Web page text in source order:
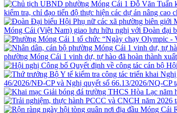
kiểm tra, chỉ đạo tiến độ thực hiện các dự án nâng cao
Móng Cái (Việt Nam) giao lưu hữu nghị với Đoàn đại
phường Móng Cái 1 vinh dự, tự hào đã hoàn thành
46/2026/NĐ-CP và Nghị quyết số 66.13/2026/NQ-CP